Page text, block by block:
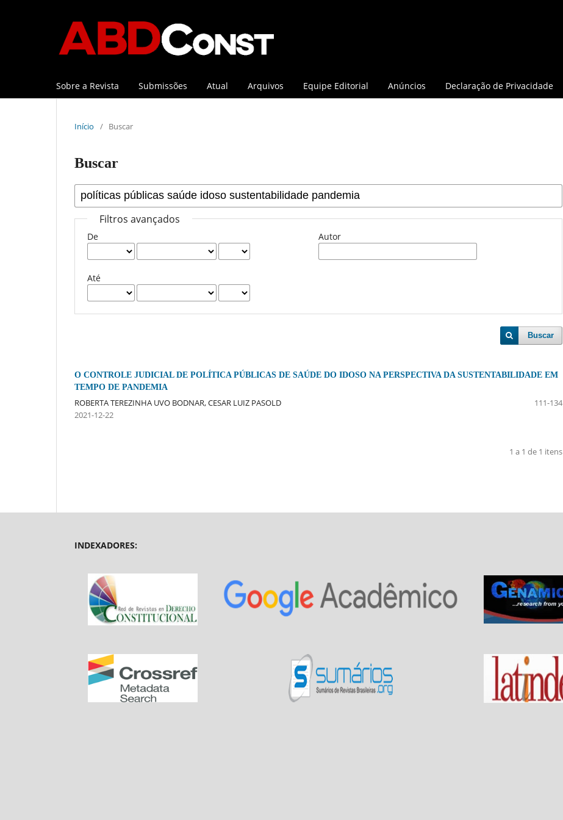
Sobre a Revista Submissões Atual Arquivos Equipe Editorial Anúncios Declaração de Privacidade
Início / Buscar
Buscar
Filtros avançados
De
Até
Autor
Buscar
O CONTROLE JUDICIAL DE POLÍTICA PÚBLICAS DE SAÚDE DO IDOSO NA PERSPECTIVA DA SUSTENTABILIDADE EM
TEMPO DE PANDEMIA
ROBERTA TEREZINHA UVO BODNAR, CESAR LUIZ PASOLD
111-134
2021-12-22
1 a 1 de 1 itens
INDEXADORES: